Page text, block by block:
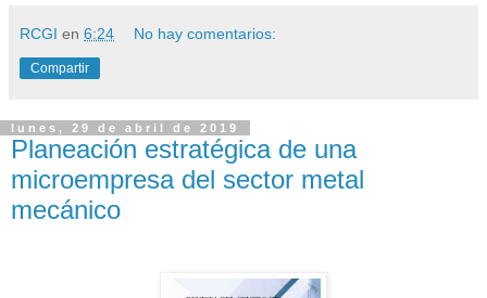
RCGI en 6:24 No hay comentarios:
Compartir
lunes, 29 de abril de 2019
Planeación estratégica de una
microempresa del sector metal
mecánico